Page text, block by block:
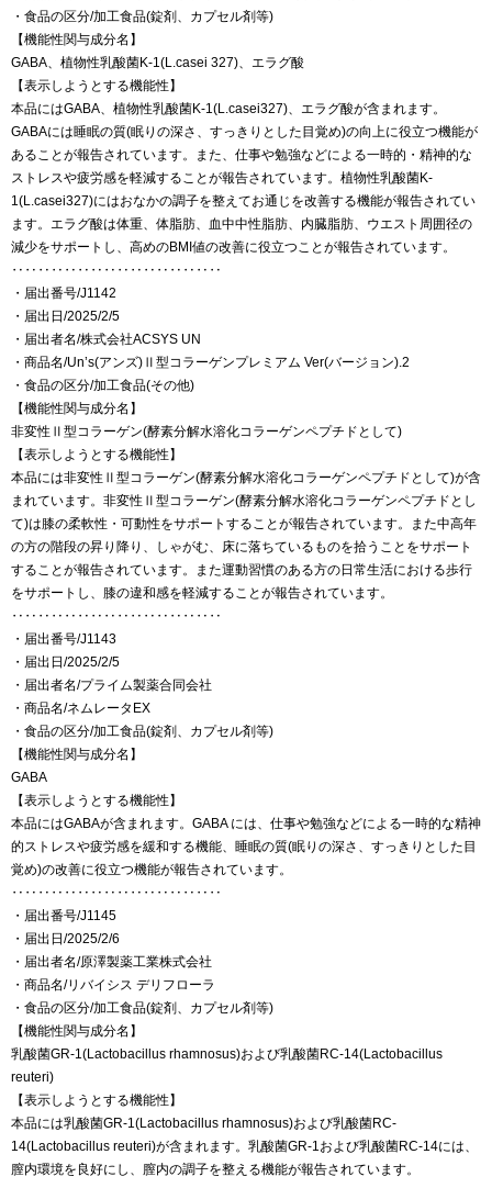
・食品の区分/加工食品(錠剤、カプセル剤等)
【機能性関与成分名】
GABA、植物性乳酸菌K-1(L.casei 327)、エラグ酸
【表示しようとする機能性】
本品にはGABA、植物性乳酸菌K-1(L.casei327)、エラグ酸が含まれます。
GABAには睡眠の質(眠りの深さ、すっきりとした目覚め)の向上に役立つ機能が
あることが報告されています。また、仕事や勉強などによる一時的・精神的な
ストレスや疲労感を軽減することが報告されています。植物性乳酸菌K-
1(L.casei327)にはおなかの調子を整えてお通じを改善する機能が報告されてい
ます。エラグ酸は体重、体脂肪、血中中性脂肪、内臓脂肪、ウエスト周囲径の
減少をサポートし、高めのBMI値の改善に役立つことが報告されています。
‥‥‥‥‥‥‥‥‥‥‥‥‥‥‥‥
・届出番号/J1142
・届出日/2025/2/5
・届出者名/株式会社ACSYS UN
・商品名/Un’s(アンズ)Ⅱ型コラーゲンプレミアム Ver(バージョン).2
・食品の区分/加工食品(その他)
【機能性関与成分名】
非変性Ⅱ型コラーゲン(酵素分解水溶化コラーゲンペプチドとして)
【表示しようとする機能性】
本品には非変性Ⅱ型コラーゲン(酵素分解水溶化コラーゲンペプチドとして)が含
まれています。非変性Ⅱ型コラーゲン(酵素分解水溶化コラーゲンペプチドとし
て)は膝の柔軟性・可動性をサポートすることが報告されています。また中高年
の方の階段の昇り降り、しゃがむ、床に落ちているものを拾うことをサポート
することが報告されています。また運動習慣のある方の日常生活における歩行
をサポートし、膝の違和感を軽減することが報告されています。
‥‥‥‥‥‥‥‥‥‥‥‥‥‥‥‥
・届出番号/J1143
・届出日/2025/2/5
・届出者名/プライム製薬合同会社
・商品名/ネムレータEX
・食品の区分/加工食品(錠剤、カプセル剤等)
【機能性関与成分名】
GABA
【表示しようとする機能性】
本品にはGABAが含まれます。GABA には、仕事や勉強などによる一時的な精神
的ストレスや疲労感を緩和する機能、睡眠の質(眠りの深さ、すっきりとした目
覚め)の改善に役立つ機能が報告されています。
‥‥‥‥‥‥‥‥‥‥‥‥‥‥‥‥
・届出番号/J1145
・届出日/2025/2/6
・届出者名/原澤製薬工業株式会社
・商品名/リバイシス デリフローラ
・食品の区分/加工食品(錠剤、カプセル剤等)
【機能性関与成分名】
乳酸菌GR-1(Lactobacillus rhamnosus)および乳酸菌RC-14(Lactobacillus
reuteri)
【表示しようとする機能性】
本品には乳酸菌GR-1(Lactobacillus rhamnosus)および乳酸菌RC-
14(Lactobacillus reuteri)が含まれます。乳酸菌GR-1および乳酸菌RC-14には、
膣内環境を良好にし、膣内の調子を整える機能が報告されています。